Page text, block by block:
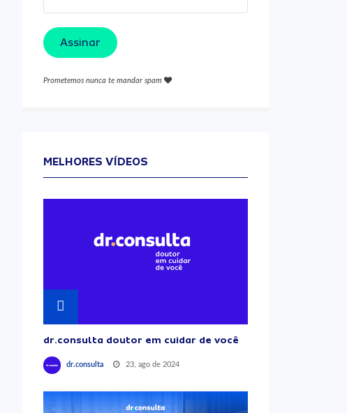
Assinar
Prometemos nunca te mandar spam
MELHORES VÍDEOS
dr.consulta doutor em cuidar de você
dr.consulta 23, ago de 2024